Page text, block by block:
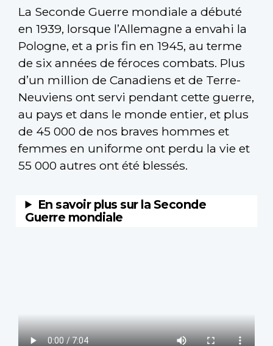
La Seconde Guerre mondiale a débuté
en 1939, lorsque l’Allemagne a envahi la
Pologne, et a pris fin en 1945, au terme
de six années de féroces combats. Plus
d’un million de Canadiens et de Terre-
Neuviens ont servi pendant cette guerre,
au pays et dans le monde entier, et plus
de 45 000 de nos braves hommes et
femmes en uniforme ont perdu la vie et
55 000 autres ont été blessés.